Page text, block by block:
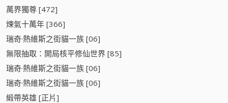
萬界獨尊 [472]
煉氣十萬年 [366]
瑞奇·熱維斯之街貓一族 [06]
無限抽取：開局核平修仙世界 [85]
瑞奇·熱維斯之街貓一族 [06]
瑞奇·熱維斯之街貓一族 [06]
緞帶英雄 [正片]